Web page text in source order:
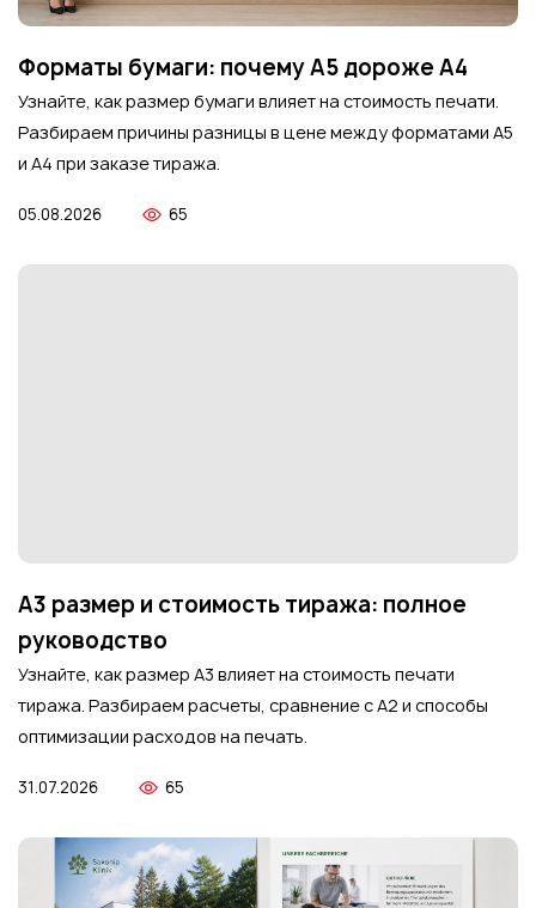
Форматы бумаги: почему A5 дороже A4
Узнайте, как размер бумаги влияет на стоимость печати.
Разбираем причины разницы в цене между форматами A5
и A4 при заказе тиража.
05.08.2026 65
А3 размер и стоимость тиража: полное
руководство
Узнайте, как размер А3 влияет на стоимость печати
тиража. Разбираем расчеты, сравнение с А2 и способы
оптимизации расходов на печать.
31.07.2026 65